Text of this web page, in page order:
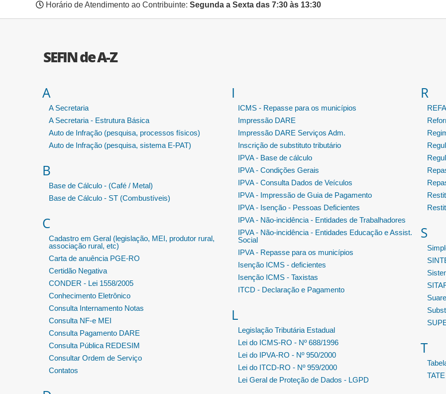
Horário de Atendimento ao Contribuinte: Segunda a Sexta das 7:30 às 13:30
SEFIN de A-Z
A
A Secretaria
A Secretaria - Estrutura Básica
Auto de Infração (pesquisa, processos físicos)
Auto de Infração (pesquisa, sistema E-PAT)
B
Base de Cálculo - (Café / Metal)
Base de Cálculo - ST (Combustíveis)
C
Cadastro em Geral (legislação, MEI, produtor rural,
associação rural, etc)
Carta de anuência PGE-RO
Certidão Negativa
CONDER - Lei 1558/2005
Conhecimento Eletrônico
Consulta Internamento Notas
Consulta NF-e MEI
Consulta Pagamento DARE
Consulta Pública REDESIM
Consultar Ordem de Serviço
Contatos
I
ICMS - Repasse para os municípios
Impressão DARE
Impressão DARE Serviços Adm.
Inscrição de substituto tributário
IPVA - Base de cálculo
IPVA - Condições Gerais
IPVA - Consulta Dados de Veículos
IPVA - Impressão de Guia de Pagamento
IPVA - Isenção - Pessoas Deficientes
IPVA - Não-incidência - Entidades de Trabalhadores
IPVA - Não-incidência - Entidades Educação e Assist.
Social
IPVA - Repasse para os municípios
Isenção ICMS - deficientes
Isenção ICMS - Taxistas
ITCD - Declaração e Pagamento
L
Legislação Tributária Estadual
Lei do ICMS-RO - Nº 688/1996
Lei do IPVA-RO - Nº 950/2000
Lei do ITCD-RO - Nº 959/2000
Lei Geral de Proteção de Dados - LGPD
R
S
T
TATE